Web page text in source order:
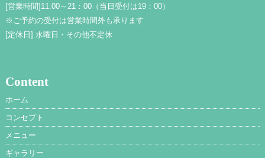
[営業時間] 11:00～21：00（当日受付は19：00）
※ご予約の受付は営業時間外も承ります
[定休日] 水曜日・その他不定休
Content
ホーム
コンセプト
メニュー
ギャラリー